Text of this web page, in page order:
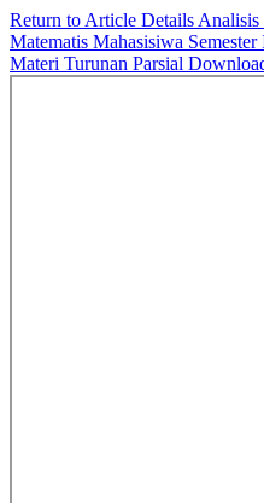
Return to Article Details Analisis
Matematis Mahasisiwa
Materi Turunan Parsial